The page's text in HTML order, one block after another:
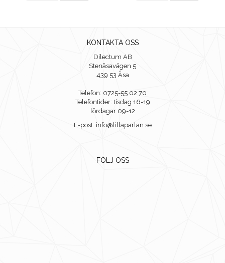
KONTAKTA OSS
Dilectum AB
Stenåsavägen 5
439 53 Åsa
Telefon: 0725-55 02 70
Telefontider: tisdag 16-19
lördagar 09-12
E-post: info@lillaparlan.se
FÖLJ OSS